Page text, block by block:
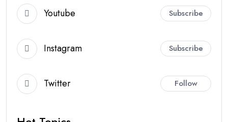
Youtube Subscribe
Instagram Subscribe
Twitter Follow